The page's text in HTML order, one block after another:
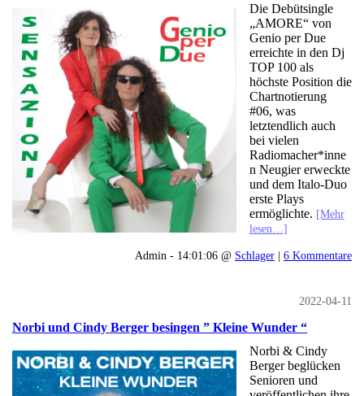
Die Debütsingle
„AMORE“ von
Genio per Due
erreichte in den Dj
TOP 100 als
höchste Position die
Chartnotierung
#06, was
letztendlich auch
bei vielen
Radiomacher*inne
n Neugier erweckte
und dem Italo-Duo
erste Plays
ermöglichte. [Mehr
lesen…]
Admin - 14:01:06 @ Schlager | 6 Kommentare
2022-04-11
Norbi und Cindy Berger besingen ” Kleine Wunder “
Norbi & Cindy
Berger beglücken
Senioren und